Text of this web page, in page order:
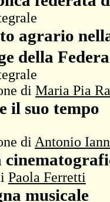
agrario
della
di Maria Pia
il suo tempo
di Antonio
Paola Ferretti
musicale